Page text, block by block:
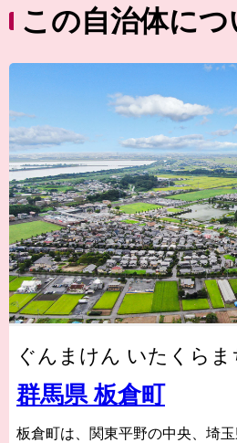
この自治体につ
ぐんまけん いたくらま
群馬県 板倉町
板倉町は、関東平野の中央、埼